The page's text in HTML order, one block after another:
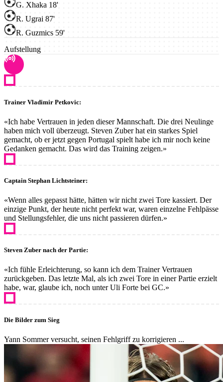
G. Xhaka 18'
R. Ugrai 87'
R. Guzmics 59'
Aufstellung
Trainer Vladimir Petkovic:
«Ich habe Vertrauen in jeden dieser Mannschaft. Die drei Neulinge
haben mich voll überzeugt. Steven Zuber hat ein starkes Spiel
gemacht, ob er jetzt gegen Portugal spielt habe ich mir noch keine
Gedanken gemacht. Das wird das Training zeigen.»
Captain Stephan Lichtsteiner:
«Wenn alles gepasst hätte, hätten wir nicht zwei Tore kassiert. Der
einzige Punkt, der heute nicht perfekt war, waren einzelne Fehlpässe
und Stellungsfehler, die uns nicht passieren dürfen.»
Steven Zuber nach der Partie:
«Ich fühle Erleichterung, so kann ich dem Trainer Vertrauen
zurückgeben. Das letzte Mal, als ich zwei Tore in einer Partie erzielt
habe, war, glaube ich, noch unter Uli Forte bei GC.»
Die Bilder zum Sieg
Yann Sommer versucht, seinen Fehlgriff zu korrigieren ...